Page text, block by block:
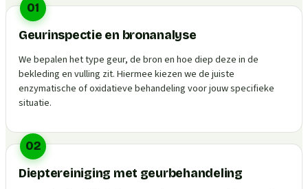
01
Geurinspectie en bronanalyse
We bepalen het type geur, de bron en hoe diep deze in de
bekleding en vulling zit. Hiermee kiezen we de juiste
enzymatische of oxidatieve behandeling voor jouw specifieke
situatie.
02
Dieptereiniging met geurbehandeling